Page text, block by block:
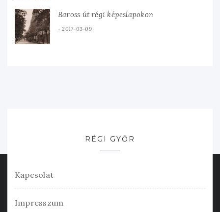
Baross út régi képeslapokon
2017-03-09
RÉGI GYŐR
Kapcsolat
Impresszum